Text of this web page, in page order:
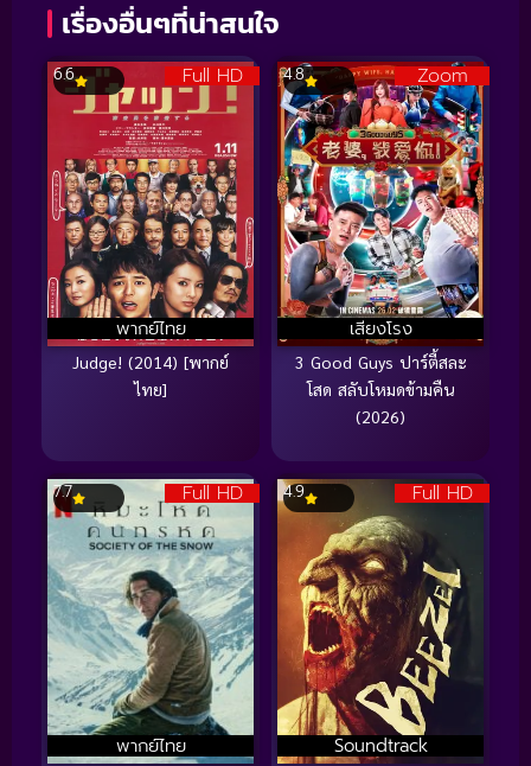
เรื่องอื่นๆที่น่าสนใจ
Full HD
พากย์ไทย
6.6
Judge! (2014) [พากย์
ไทย]
Zoom
เสียงโรง
4.8
3 Good Guys ปาร์ตี้สละ
โสด สลับโหมดข้ามคืน
(2026)
Full HD
พากย์ไทย
7.7 Full HD
Soundtrack
4.9